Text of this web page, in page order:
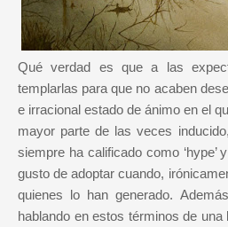
Qué verdad es que a las
templarlas para que no acaben
e irracional estado de ánimo en el
mayor parte de las veces
siempre ha calificado como ‘hype’
gusto de adoptar cuando,
quienes lo han generado.
hablando en estos términos de